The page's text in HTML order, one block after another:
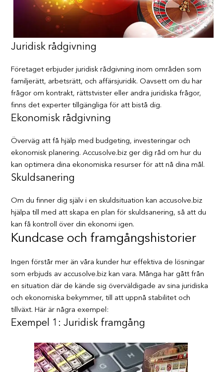
Juridisk rådgivning
Företaget erbjuder juridisk rådgivning inom områden som
familjerätt, arbetsrätt, och affärsjuridik. Oavsett om du har
frågor om kontrakt, rättstvister eller andra juridiska frågor,
finns det experter tillgängliga för att bistå dig.
Ekonomisk rådgivning
Överväg att få hjälp med budgeting, investeringar och
ekonomisk planering. Accusolve.biz ger dig råd om hur du
kan optimera dina ekonomiska resurser för att nå dina mål.
Skuldsanering
Om du finner dig själv i en skuldsituation kan accusolve.biz
hjälpa till med att skapa en plan för skuldsanering, så att du
kan få kontroll över din ekonomi igen.
Kundcase och framgångshistorier
Ingen förstår mer än våra kunder hur effektiva de lösningar
som erbjuds av accusolve.biz kan vara. Många har gått från
en situation där de kände sig överväldigade av sina juridiska
och ekonomiska bekymmer, till att uppnå stabilitet och
tillväxt. Här är några exempel:
Exempel 1: Juridisk framgång